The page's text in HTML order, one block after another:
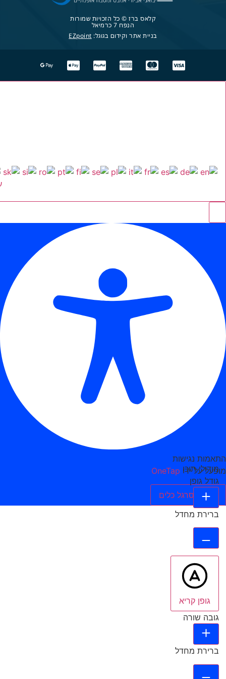
קלאס ברז © כל הזכויות שמורות
הנפח 7 כרמיאל
בניית אתר וקידום בגוגל: EZpoint
התאמות נגישות
מופעל על ידי OneTap
הסתר סרגל כלים
מודולי תוכן
גודל גופן
ברירת מחדל
גופן קריא
גובה שורה
ברירת מחדל